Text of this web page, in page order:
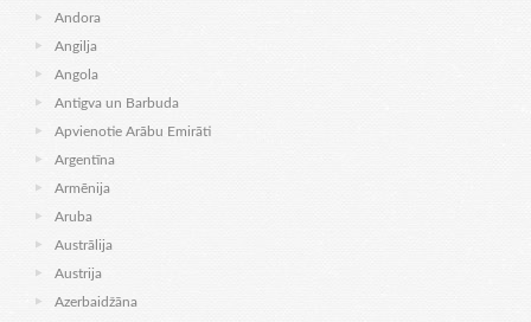
Andora
Angilja
Angola
Antigva un Barbuda
Apvienotie Arābu Emirāti
Argentīna
Armēnija
Aruba
Austrālija
Austrija
Azerbaidžāna